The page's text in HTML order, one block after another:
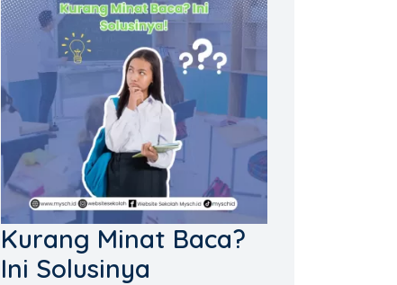
Kurang Minat Baca?
Ini Solusinya